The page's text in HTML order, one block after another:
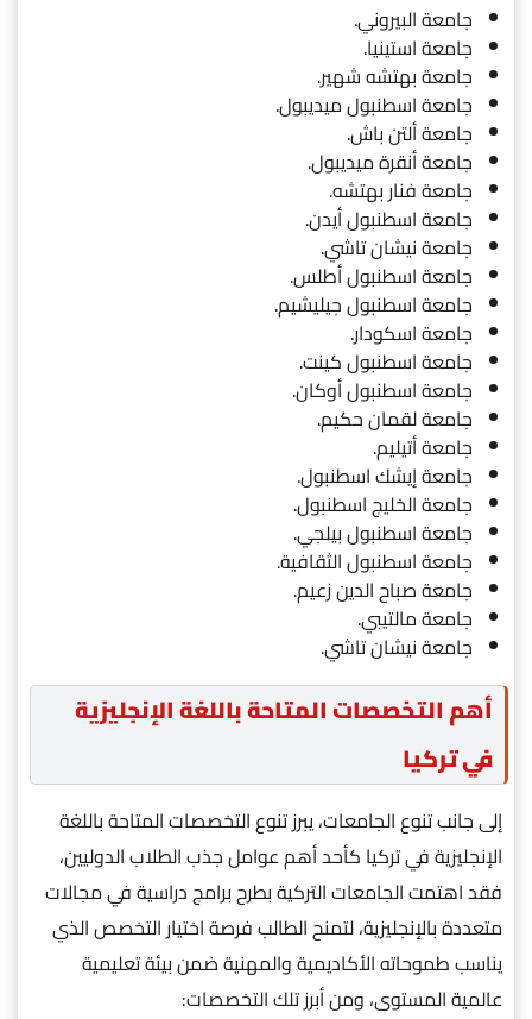
جامعة البيروني.
جامعة استينيا.
جامعة بهتشه شهير.
جامعة اسطنبول ميديبول.
جامعة ألتن باش.
جامعة أنقرة ميديبول.
جامعة فنار بهتشه.
جامعة اسطنبول أيدن.
جامعة نيشان تاشي.
جامعة اسطنبول أطلس.
جامعة اسطنبول جيليشيم.
جامعة اسكودار.
جامعة اسطنبول كينت.
جامعة اسطنبول أوكان.
جامعة لقمان حكيم.
جامعة أتيليم.
جامعة إيشك اسطنبول.
جامعة الخليج اسطنبول.
جامعة اسطنبول بيلجي.
جامعة اسطنبول الثقافية.
جامعة صباح الدين زعيم.
جامعة مالتيبي.
جامعة نيشان تاشي.
أهم التخصصات المتاحة باللغة الإنجليزية
في تركيا
إلى جانب تنوع الجامعات، يبرز تنوع التخصصات المتاحة باللغة
الإنجليزية في تركيا كأحد أهم عوامل جذب الطلاب الدوليين،
فقد اهتمت الجامعات التركية بطرح برامج دراسية في مجالات
متعددة بالإنجليزية، لتمنح الطالب فرصة اختيار التخصص الذي
يناسب طموحاته الأكاديمية والمهنية ضمن بيئة تعليمية
عالمية المستوى، ومن أبرز تلك التخصصات: